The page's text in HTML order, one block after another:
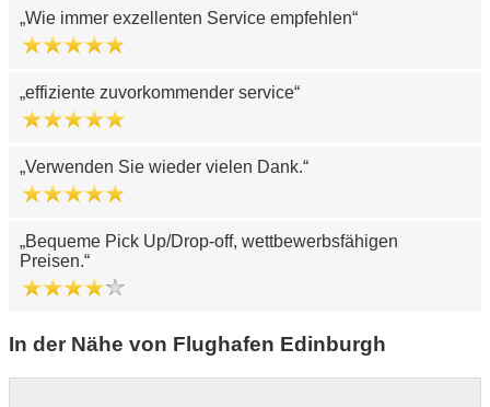
Wie immer exzellenten Service empfehlen
effiziente zuvorkommender service
Verwenden Sie wieder vielen Dank.
Bequeme Pick Up/Drop-off, wettbewerbsfähigen
Preisen.
In der Nähe von Flughafen Edinburgh